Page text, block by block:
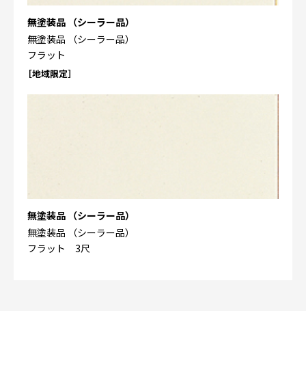
無塗装品 （シーラー品）
無塗装品 （シーラー品）
フラット
［地域限定］
無塗装品 （シーラー品）
無塗装品 （シーラー品）
フラット 3尺